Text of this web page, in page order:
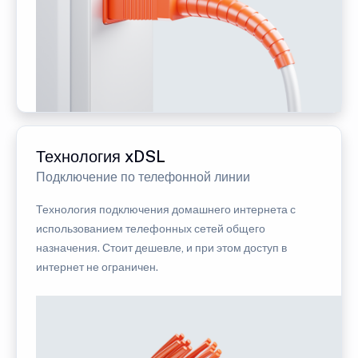
Технология xDSL
Подключение по телефонной линии
Технология подключения домашнего интернета с
использованием телефонных сетей общего
назначения. Стоит дешевле, и при этом доступ в
интернет не ограничен.